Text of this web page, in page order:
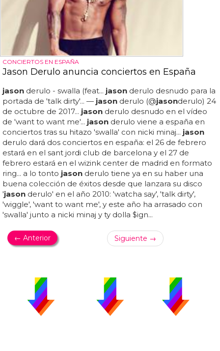
CONCIERTOS EN ESPAÑA
Jason Derulo anuncia conciertos en España
jason derulo - swalla (feat... jason derulo desnudo para la
portada de 'talk dirty'... — jason derulo (@jasonderulo) 24
de octubre de 2017... jason derulo desnudo en el vídeo
de 'want to want me'... jason derulo viene a españa en
conciertos tras su hitazo 'swalla' con nicki minaj... jason
derulo dará dos conciertos en españa: el 26 de febrero
estará en el sant jordi club de barcelona y el 27 de
febrero estará en el wizink center de madrid en formato
ring... a lo tonto jason derulo tiene ya en su haber una
buena colección de éxitos desde que lanzara su disco
'jason derulo' en el año 2010: 'watcha say', 'talk dirty',
'wiggle', 'want to want me', y este año ha arrasado con
'swalla' junto a nicki minaj y ty dolla $ign...
← Anterior Siguiente →